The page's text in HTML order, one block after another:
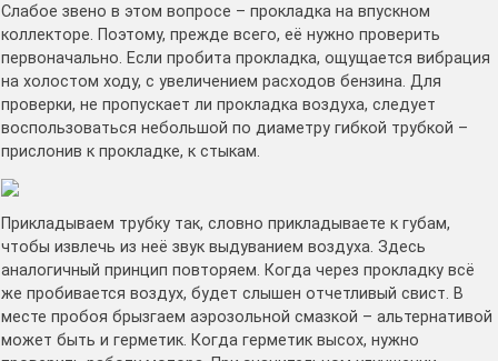
Слабое звено в этом вопросе – прокладка на впускном
коллекторе. Поэтому, прежде всего, её нужно проверить
первоначально. Если пробита прокладка, ощущается вибрация
на холостом ходу, с увеличением расходов бензина. Для
проверки, не пропускает ли прокладка воздуха, следует
воспользоваться небольшой по диаметру гибкой трубкой –
прислонив к прокладке, к стыкам.
Прикладываем трубку так, словно прикладываете к губам,
чтобы извлечь из неё звук выдуванием воздуха. Здесь
аналогичный принцип повторяем. Когда через прокладку всё
же пробивается воздух, будет слышен отчетливый свист. В
месте пробоя брызгаем аэрозольной смазкой – альтернативой
может быть и герметик. Когда герметик высох, нужно